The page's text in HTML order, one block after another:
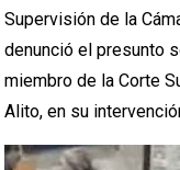
Supervisión de la
denunció el presunto
miembro de la Corte
Alito, en su